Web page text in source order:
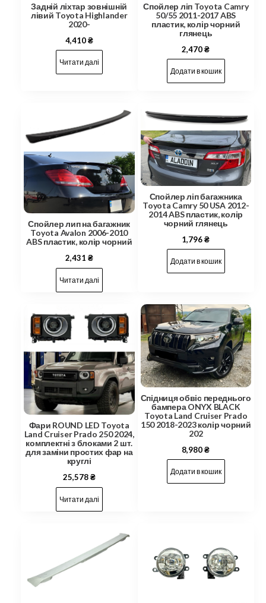
Задній ліхтар зовнішній
лівий Toyota Highlander
2020-
4,410₴
Читати далі
Спойлер ліп Toyota Camry
50/55 2011-2017 ABS
пластик, колір чорний
глянець
2,470₴
Додати в кошик
Спойлер лип на багажник
Toyota Avalon 2006-2010
ABS пластик, колір чорний
2,431 ₴
Читати далі
Спойлер ліп багажника
Toyota Camry 50 USA 2012-
2014 ABS пластик, колір
чорний глянець
1,796₴
Додати в кошик
Фари ROUND LED Toyota
Land Cruiser Prado 250 2024,
комплектні з блоками 2 шт.
для заміни простих фар на
круглі
25,578₴
Читати далі
Спідниця обвіс переднього
бампера ONYX BLACK
Toyota Land Cruiser Prado
150 2018-2023 колір чорний
202
8,980₴
Додати в кошик